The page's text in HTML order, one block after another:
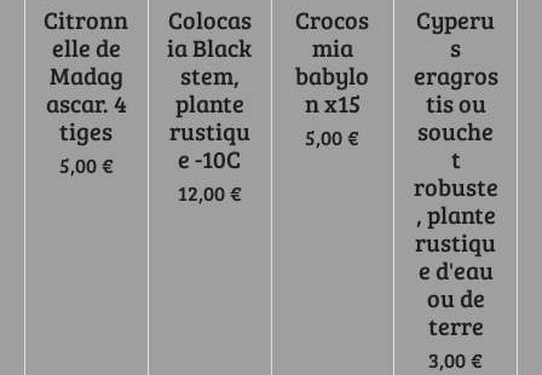
Citronn
elle de
Madag
ascar. 4
tiges
5,00 €
Colocas
ia Black
stem,
plante
rustiqu
e -10C
12,00 €
Crocos
mia
babylo
n x15
5,00 €
Cyperu
s
eragros
tis ou
souche
t
robuste
, plante
rustiqu
e d'eau
ou de
terre
3,00 €